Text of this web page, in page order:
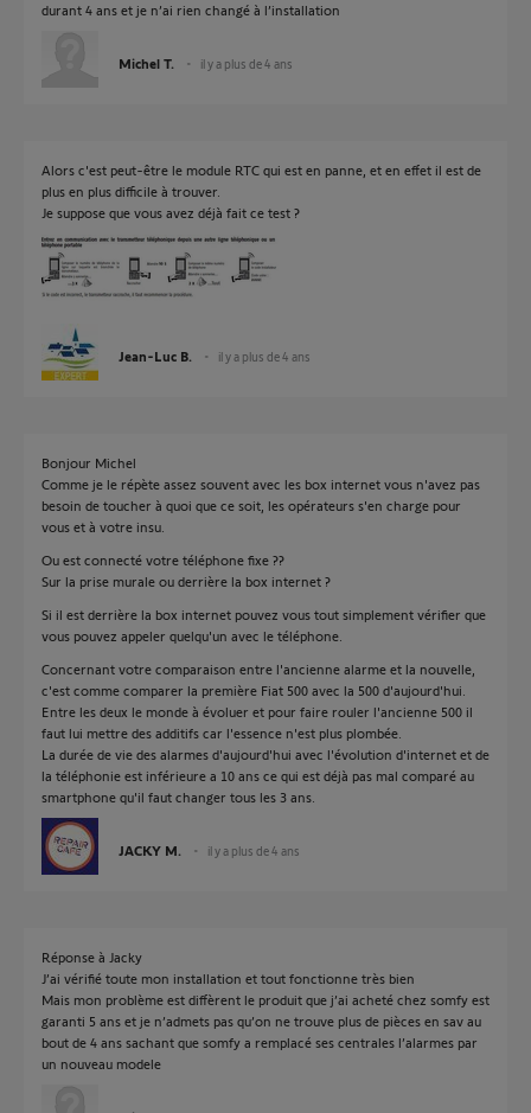
durant 4 ans et je n’ai rien changé à l’installation
Michel T. il y a plus de 4 ans
Alors c'est peut-être le module RTC qui est en panne, et en effet il est de
plus en plus difficile à trouver.
Je suppose que vous avez déjà fait ce test ?
Jean-Luc B. il y a plus de 4 ans
Bonjour Michel
Comme je le répète assez souvent avec les box internet vous n'avez pas
besoin de toucher à quoi que ce soit, les opérateurs s'en charge pour
vous et à votre insu.
Ou est connecté votre téléphone fixe ??
Sur la prise murale ou derrière la box internet ?
Si il est derrière la box internet pouvez vous tout simplement vérifier que
vous pouvez appeler quelqu'un avec le téléphone.
Concernant votre comparaison entre l'ancienne alarme et la nouvelle,
c'est comme comparer la première Fiat 500 avec la 500 d'aujourd'hui.
Entre les deux le monde à évoluer et pour faire rouler l'ancienne 500 il
faut lui mettre des additifs car l'essence n'est plus plombée.
La durée de vie des alarmes d'aujourd'hui avec l'évolution d'internet et de
la téléphonie est inférieure a 10 ans ce qui est déjà pas mal comparé au
smartphone qu'il faut changer tous les 3 ans.
JACKY M. il y a plus de 4 ans
Réponse à Jacky
J’ai vérifié toute mon installation et tout fonctionne très bien
Mais mon problème est diffèrent le produit que j’ai acheté chez somfy est
garanti 5 ans et je n’admets pas qu’on ne trouve plus de pièces en sav au
bout de 4 ans sachant que somfy a remplacé ses centrales l’alarmes par
un nouveau modele